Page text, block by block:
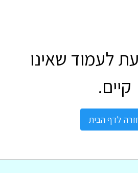
לעמוד שאינו
קיים.
לדף הבית